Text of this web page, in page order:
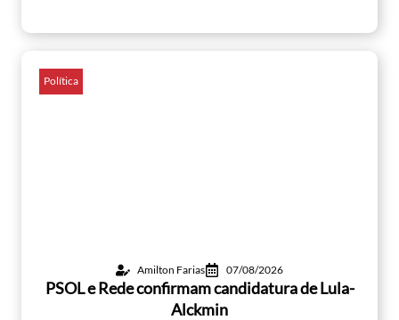
Política
Amilton Farias 07/08/2026
PSOL e Rede confirmam candidatura de Lula-
Alckmin